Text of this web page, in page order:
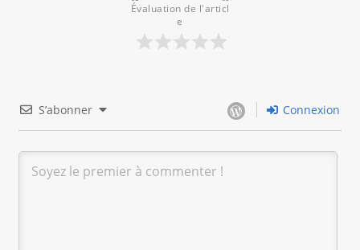
Évaluation de l'articl
e
S’abonner Connexion